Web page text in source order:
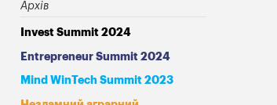
Архів
Invest Summit 2024
Entrepreneur Summit 2024
Mind WinTech Summit 2023